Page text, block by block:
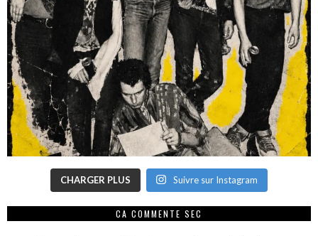
CHARGER PLUS Suivre sur Instagram
CA COMMENTE SEC